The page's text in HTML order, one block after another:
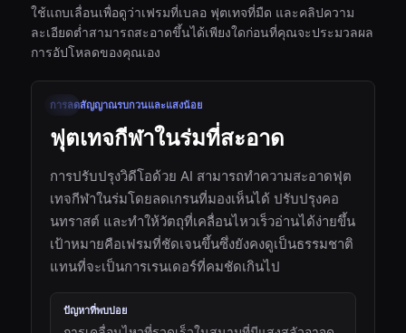
ใช้แถบเลื่อนเพื่อดูว่าเฟรมที่เบลอ ฟุตเทจที่มืด และคลิปความ
ละเอียดต่ำสามารถสะอาดขึ้นได้เพียงใดก่อนที่คุณจะประมวลผล
การอัปโหลดของคุณเอง
ก่อน
00:18
การลดสัญญาณรบกวนและแสงน้อย
ฟุตเทจกีฬาในร่มที่สะอาด
การปรับปรุงวิดีโอด้วย AI สามารถทำความสะอาดฟุต
เทจกีฬาในร่มโดยลดเกรนที่มองเห็นได้ ปรับปรุงคอ
นทราสต์ และทำให้วัตถุที่เคลื่อนไหวเร็วอ่านได้ง่ายขึ้น
เป้าหมายคือเฟรมที่ชัดเจนขึ้นซึ่งยังคงดูเป็นธรรมชาติ
แทนที่จะเป็นการเรนเดอร์ที่คมชัดเกินไป
ปัญหาที่พบบ่อย